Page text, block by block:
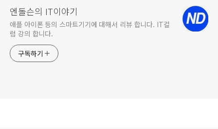
엔돌슨의 IT이야기
애플 아이폰 등의 스마트기기에 대해서 리뷰 합니다. IT컬
럼 강의 합니다.
구독하기